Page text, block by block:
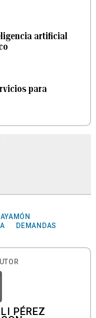
artificial
para
DEMANDAS
PÉREZ